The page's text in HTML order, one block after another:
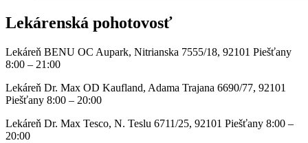
Lekárenská pohotovosť
Lekáreň BENU OC Aupark, Nitrianska 7555/18, 92101 Piešťany
8:00 – 21:00
Lekáreň Dr. Max OD Kaufland, Adama Trajana 6690/77, 92101
Piešťany 8:00 – 20:00
Lekáreň Dr. Max Tesco, N. Teslu 6711/25, 92101 Piešťany 8:00 –
20:00